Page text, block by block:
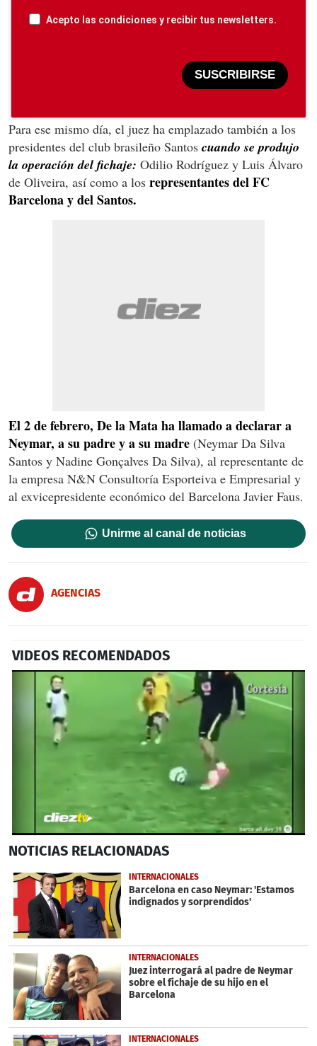
Acepto las condiciones y recibir tus newsletters.
SUSCRIBIRSE
Para ese mismo día, el juez ha emplazado también a los
presidentes del club brasileño Santos cuando se produjo
la operación del fichaje: Odilio Rodríguez y Luis Álvaro
de Oliveira, así como a los representantes del FC
Barcelona y del Santos.
El 2 de febrero, De la Mata ha llamado a declarar a
Neymar, a su padre y a su madre (Neymar Da Silva
Santos y Nadine Gonçalves Da Silva), al representante de
la empresa N&N Consultoría Esporteiva e Empresarial y
al exvicepresidente económico del Barcelona Javier Faus.
Unirme al canal de noticias
AGENCIAS
VIDEOS RECOMENDADOS
seconds
41
seconds
NOTICIAS RELACIONADAS
INTERNACIONALES
Barcelona en caso Neymar: 'Estamos
indignados y sorprendidos'
INTERNACIONALES
Juez interrogará al padre de Neymar
sobre el fichaje de su hijo en el
Barcelona
INTERNACIONALES